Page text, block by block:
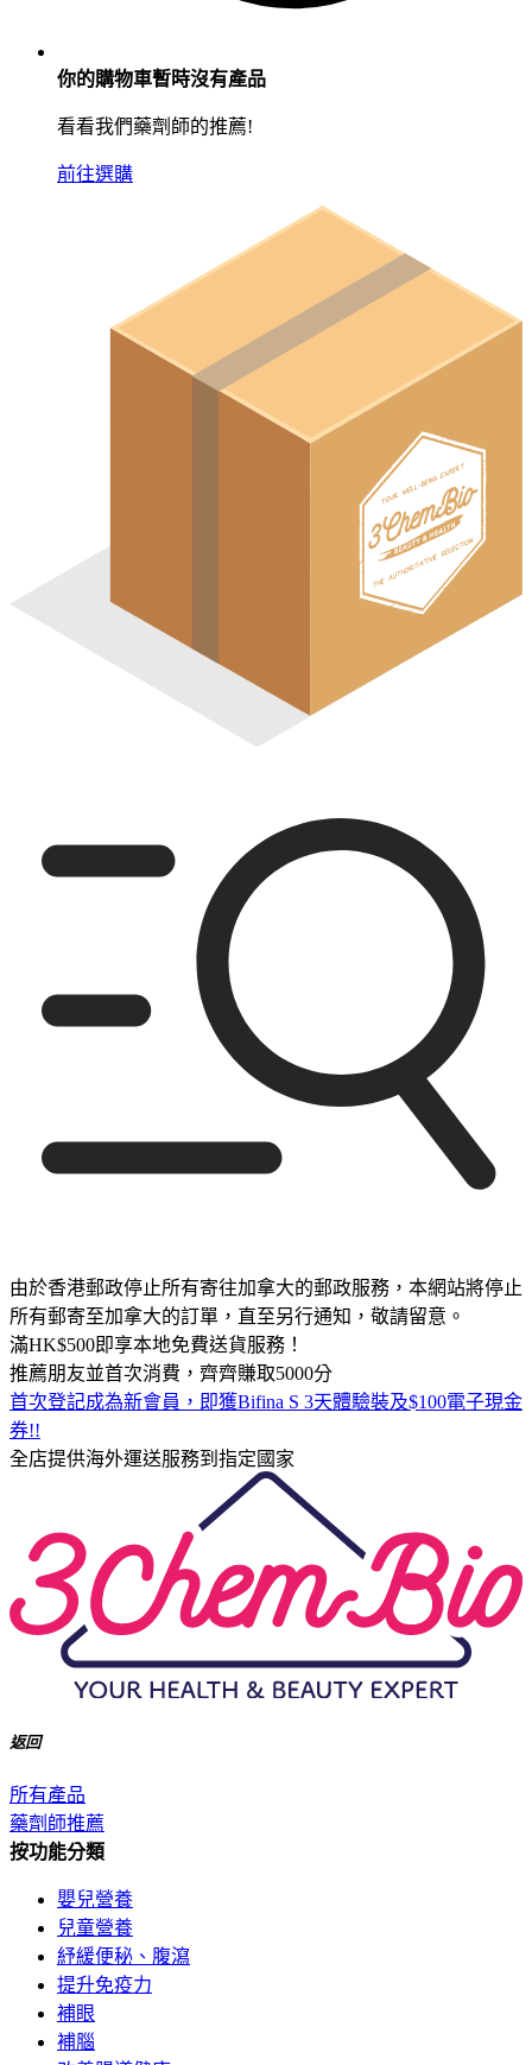
你的購物車暫時沒有產品
看看我們藥劑師的推薦!
前往選購
由於香港郵政停止所有寄往加拿大的郵政服務，本網站將停止
所有郵寄至加拿大的訂單，直至另行通知，敬請留意。
滿HK$500即享本地免費送貨服務！
推薦朋友並首次消費，齊齊賺取5000分
首次登記成為新會員，即獲Bifina S 3天體驗裝及$100電子現金
券!!
全店提供海外運送服務到指定國家
返回
所有產品
藥劑師推薦
按功能分類
嬰兒營養
兒童營養
紓緩便秘、腹瀉
提升免疫力
補眼
補腦